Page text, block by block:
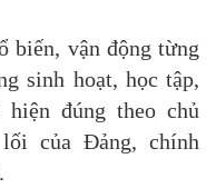
biến, vận động từng
sinh hoạt, học tập,
đúng theo chủ
của Đảng, chính